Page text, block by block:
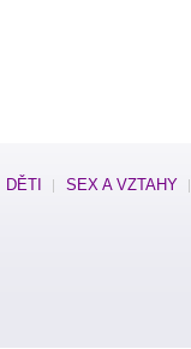
DĚTI SEX A VZTAHY